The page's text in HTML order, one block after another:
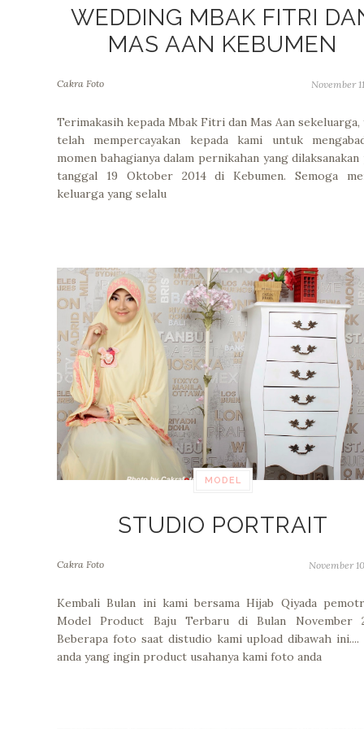
WEDDING MBAK FITRI
MAS AAN KEBUMEN
Cakra Foto November
Terimakasih kepada Mbak Fitri dan Mas Aan sekeluarga,
telah mempercayakan kepada kami untuk
momen bahagianya dalam pernikahan yang dilaksanakan
tanggal 19 Oktober 2014 di Kebumen. Semoga
keluarga yang selalu
MODEL
STUDIO PORTRAIT
Cakra Foto November
Kembali Bulan ini kami bersama Hijab Qiyada
Model Product Baju Terbaru di Bulan November
Beberapa foto saat distudio kami upload dibawah ini....
anda yang ingin product usahanya kami foto anda